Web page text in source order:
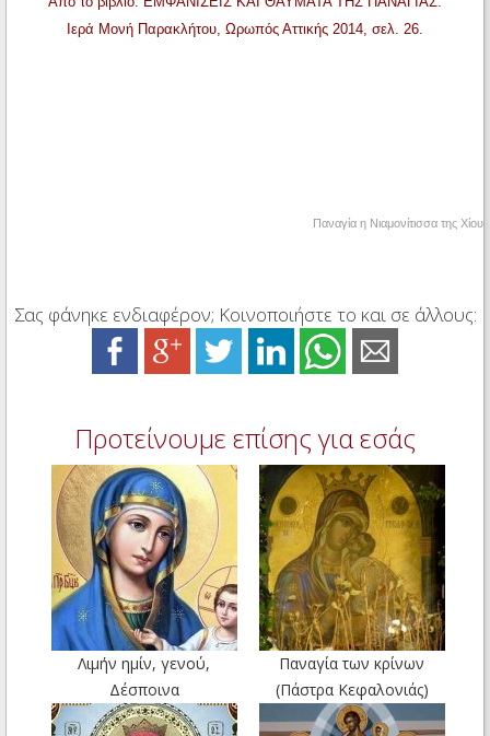
Ιερά Μονή Παρακλήτου, Ωρωπός Αττικής 2014, σελ. 26.
Παναγία η Νιαμονίτισσα της Χίου
Σας φάνηκε ενδιαφέρον; Κοινοποιήστε το και σε άλλους:
Προτείνουμε επίσης για εσάς
Λιμήν ημίν, γενού,
Δέσποινα
Παναγία των κρίνων
(Πάστρα Κεφαλονιάς)